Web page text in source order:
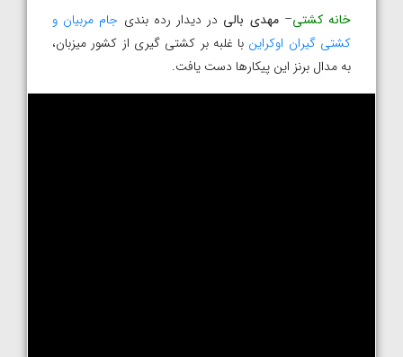
خانه کشتی–مهدی بالی در دیدار رده بندی جام مربیان و
کشتی گیران اوکراین با غلبه بر کشتی گیری از کشور میزبان،
به مدال برنز این پیکارها دست یافت.